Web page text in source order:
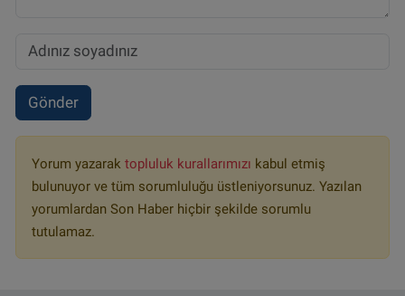
Gönder
Yorum yazarak topluluk kurallarımızı kabul etmiş
bulunuyor ve tüm sorumluluğu üstleniyorsunuz. Yazılan
yorumlardan Son Haber hiçbir şekilde sorumlu
tutulamaz.